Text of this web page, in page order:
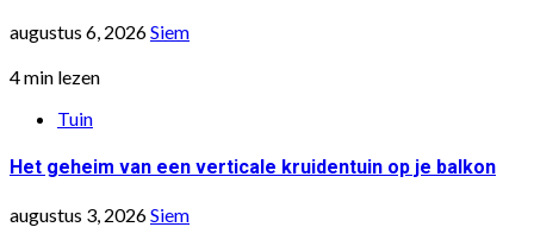
augustus 6, 2026Siem
4 min lezen
Tuin
Het geheim van een verticale kruidentuin op je balkon
augustus 3, 2026Siem